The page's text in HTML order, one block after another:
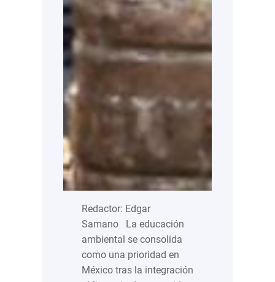
Redactor: Edgar
Samano La educación
ambiental se consolida
como una prioridad en
México tras la integración